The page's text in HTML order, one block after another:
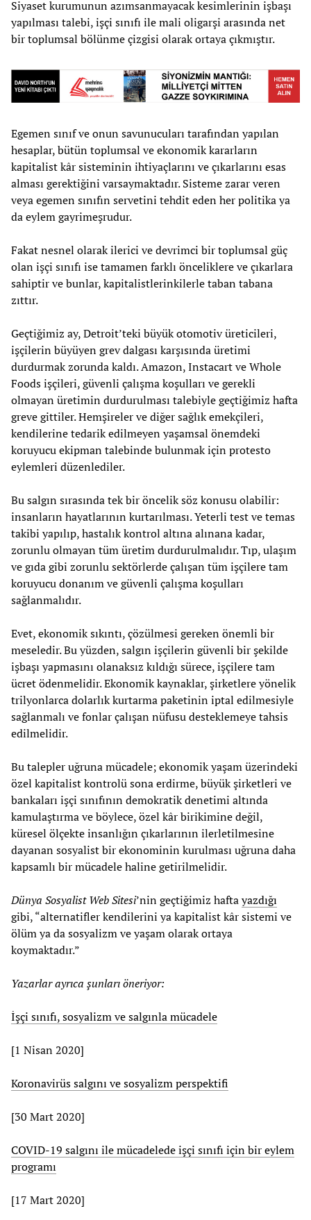
Siyaset kurumunun azımsanmayacak kesimlerinin işbaşı
yapılması talebi, işçi sınıfı ile mali oligarşi arasında net
bir toplumsal bölünme çizgisi olarak ortaya çıkmıştır.
Egemen sınıf ve onun savunucuları tarafından yapılan
hesaplar, bütün toplumsal ve ekonomik kararların
kapitalist kâr sisteminin ihtiyaçlarını ve çıkarlarını esas
alması gerektiğini varsaymaktadır. Sisteme zarar veren
veya egemen sınıfın servetini tehdit eden her politika ya
da eylem gayrimeşrudur.
Fakat nesnel olarak ilerici ve devrimci bir toplumsal güç
olan işçi sınıfı ise tamamen farklı önceliklere ve çıkarlara
sahiptir ve bunlar, kapitalistlerinkilerle taban tabana
zıttır.
Geçtiğimiz ay, Detroit’teki büyük otomotiv üreticileri,
işçilerin büyüyen grev dalgası karşısında üretimi
durdurmak zorunda kaldı. Amazon, Instacart ve Whole
Foods işçileri, güvenli çalışma koşulları ve gerekli
olmayan üretimin durdurulması talebiyle geçtiğimiz hafta
greve gittiler. Hemşireler ve diğer sağlık emekçileri,
kendilerine tedarik edilmeyen yaşamsal önemdeki
koruyucu ekipman talebinde bulunmak için protesto
eylemleri düzenlediler.
Bu salgın sırasında tek bir öncelik söz konusu olabilir:
insanların hayatlarının kurtarılması. Yeterli test ve temas
takibi yapılıp, hastalık kontrol altına alınana kadar,
zorunlu olmayan tüm üretim durdurulmalıdır. Tıp, ulaşım
ve gıda gibi zorunlu sektörlerde çalışan tüm işçilere tam
koruyucu donanım ve güvenli çalışma koşulları
sağlanmalıdır.
Evet, ekonomik sıkıntı, çözülmesi gereken önemli bir
meseledir. Bu yüzden, salgın işçilerin güvenli bir şekilde
işbaşı yapmasını olanaksız kıldığı sürece, işçilere tam
ücret ödenmelidir. Ekonomik kaynaklar, şirketlere yönelik
trilyonlarca dolarlık kurtarma paketinin iptal edilmesiyle
sağlanmalı ve fonlar çalışan nüfusu desteklemeye tahsis
edilmelidir.
Bu talepler uğruna mücadele; ekonomik yaşam üzerindeki
özel kapitalist kontrolü sona erdirme, büyük şirketleri ve
bankaları işçi sınıfının demokratik denetimi altında
kamulaştırma ve böylece, özel kâr birikimine değil,
küresel ölçekte insanlığın çıkarlarının ilerletilmesine
dayanan sosyalist bir ekonominin kurulması uğruna daha
kapsamlı bir mücadele haline getirilmelidir.
Dünya Sosyalist Web Sitesi’nin geçtiğimiz haftayazdığı
gibi, “alternatifler kendilerini ya kapitalist kâr sistemi ve
ölüm ya da sosyalizm ve yaşam olarak ortaya
koymaktadır.”
Yazarlar ayrıca şunları öneriyor:
İşçi sınıfı, sosyalizm ve salgınla mücadele
[1 Nisan 2020]
Koronavirüs salgını ve sosyalizm perspektifi
[30 Mart 2020]
COVID-19 salgını ile mücadelede işçi sınıfı için bir eylem
programı
[17 Mart 2020]